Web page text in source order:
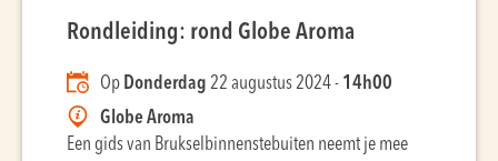
Rondleiding: rond Globe Aroma
Op Donderdag 22 augustus 2024 - 14h00
Globe Aroma
Een gids van Brukselbinnenstebuiten neemt je mee